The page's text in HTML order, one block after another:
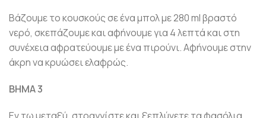
Βάζουμε το κουσκούς σε ένα μπολ με 280 ml βραστό
νερό, σκεπάζουμε και αφήνουμε για 4 λεπτά και στη
συνέχεια αφρατεύουμε με ένα πιρούνι. Αφήνουμε στην
άκρη να κρυώσει ελαφρώς.
ΒΗΜΑ 3